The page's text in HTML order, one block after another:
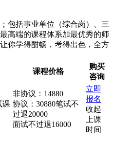
包括事业单位（综合岗）、三
高端的课程体系加最优秀的师
你学得酣畅，考得出色，全方
课程价格
购买
咨询
课
非协议：14880
协议：30880笔试不
过退20000
面试不过退16000
立即
报名
收起
上课
时间